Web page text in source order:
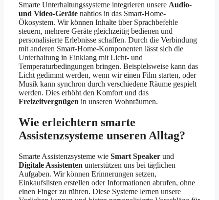
Smarte Unterhaltungssysteme integrieren unsere Audio-
und Video-Geräte nahtlos in das Smart-Home-
Ökosystem. Wir können Inhalte über Sprachbefehle
steuern, mehrere Geräte gleichzeitig bedienen und
personalisierte Erlebnisse schaffen. Durch die Verbindung
mit anderen Smart-Home-Komponenten lässt sich die
Unterhaltung in Einklang mit Licht- und
Temperaturbedingungen bringen. Beispielsweise kann das
Licht gedimmt werden, wenn wir einen Film starten, oder
Musik kann synchron durch verschiedene Räume gespielt
werden. Dies erhöht den Komfort und das
Freizeitvergnügen in unseren Wohnräumen.
Wie erleichtern smarte
Assistenzsysteme unseren Alltag?
Smarte Assistenzsysteme wie Smart Speaker und
Digitale Assistenten unterstützen uns bei täglichen
Aufgaben. Wir können Erinnerungen setzen,
Einkaufslisten erstellen oder Informationen abrufen, ohne
einen Finger zu rühren. Diese Systeme lernen unsere